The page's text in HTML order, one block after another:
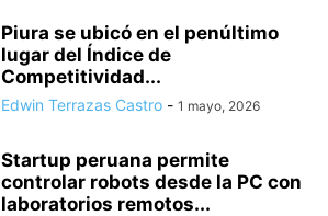
Piura se ubicó en el penúltimo
lugar del Índice de
Competitividad...
Edwin Terrazas Castro - 1 mayo, 2026
Startup peruana permite
controlar robots desde la PC con
laboratorios remotos...